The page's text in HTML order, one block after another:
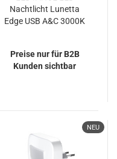
Nachtlicht Lunetta
Edge USB A&C 3000K
Preise nur für B2B
Kunden sichtbar
NEU